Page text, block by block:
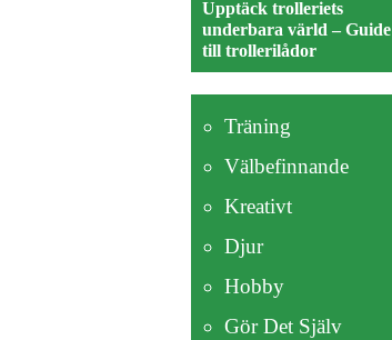
Upptäck trolleriets
underbara värld – Guide
till trollerilådor
Träning
Välbefinnande
Kreativt
Djur
Hobby
Gör Det Själv